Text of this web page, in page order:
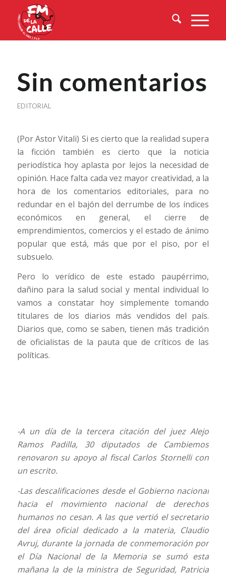
Sin comentarios
EDITORIAL
(Por Astor Vitali) Si es cierto que la realidad supera
la ficción también es cierto que la noticia
periodística hoy aplasta por lejos la necesidad de
opinión. Hace falta cada vez mayor creatividad, a la
hora de los comentarios editoriales, para no
redundar en el bajón del derrumbe de los índices
económicos en general, el cierre de
emprendimientos, comercios y el estado de ánimo
popular que está, más que por el piso, por el
subsuelo.
Pero lo verídico de este estado paupérrimo,
dañino para la salud social y mental individual lo
vamos a constatar hoy simplemente tomando
titulares de los diarios más vendidos del país.
Diarios que, como se saben, tienen más tradición
de oficialistas de la pauta que de críticos de las
políticas.
-A un día de la tercera citación del juez Alejo
Ramos Padilla, 30 diputados de Cambiemos
renovaron su apoyo al fiscal Carlos Stornelli con
un escrito.
-Las descalificaciones desde el Gobierno nacional
hacia el movimiento nacional de derechos
humanos no cesan. A las que vertió el secretario
del área oficial dedicado a la materia, Claudio
Avruj, durante la jornada de conmemoración por
el Día Nacional de la Memoria se sumó esta
mañana la de la ministra de Seguridad, Patricia